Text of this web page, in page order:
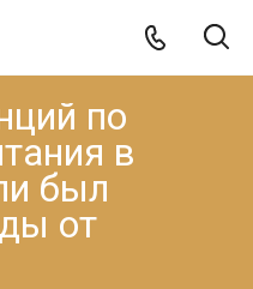
по
в
был
от